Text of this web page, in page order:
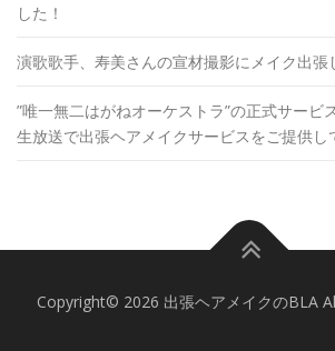
した！
演歌歌手、寿美さんの宣材撮影にメイク出張
”唯一無二はがねオーケストラ”の正式サービ
生放送で出張ヘアメイクサービスをご提供し
Copyright© 2026 出張ヘアメイクのBLA